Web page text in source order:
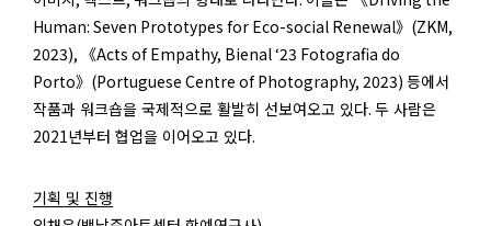
Human: Seven Prototypes for Eco-social Renewal》 (ZKM,
2023), 《Acts of Empathy, Bienal ‘23 Fotografia do
Porto》 (Portuguese Centre of Photography, 2023) 등에서
작품과 워크숍을 국제적으로 활발히 선보여오고 있다. 두 사람은
2021년부터 협업을 이어오고 있다.
기획 및 진행